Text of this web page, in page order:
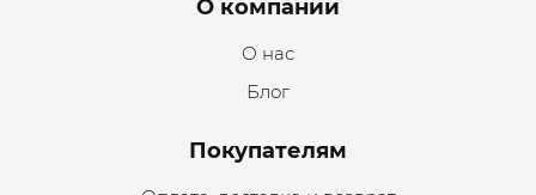
О компании
О нас
Блог
Покупателям